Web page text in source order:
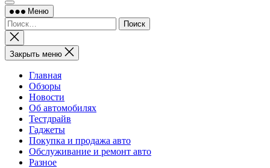
Меню
Найти:
Закрыть
поиск
Закрыть меню
Главная
Обзоры
Новости
Об автомобилях
Тестдрайв
Гаджеты
Покупка и продажа авто
Обслуживание и ремонт авто
Разное